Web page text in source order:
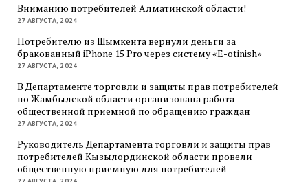
Вниманию потребителей Алматинской области!
27 АВГУСТА, 2024
Потребителю из Шымкента вернули деньги за
бракованный iPhone 15 Pro через систему «E-otinish»
27 АВГУСТА, 2024
В Департаменте торговли и защиты прав потребителей
по Жамбылской области организована работа
общественной приемной по обращению граждан
27 АВГУСТА, 2024
Руководитель Департамента торговли и защиты прав
потребителей Кызылординской области провели
общественную приемную для потребителей